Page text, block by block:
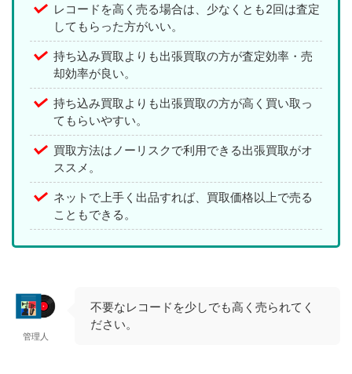
レコードを高く売る場合は、少なくとも2回は査定
してもらった方がいい。
持ち込み買取よりも出張買取の方が査定効率・売
却効率が良い。
持ち込み買取よりも出張買取の方が高く買い取っ
てもらいやすい。
買取方法はノーリスクで利用できる出張買取がオ
ススメ。
ネットで上手く出品すれば、買取価格以上で売る
こともできる。
管理人
不要なレコードを少しでも高く売られてく
ださい。